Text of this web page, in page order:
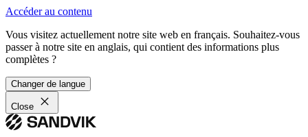
Accéder au contenu
Vous visitez actuellement notre site web en français. Souhaitez-vous
passer à notre site en anglais, qui contient des informations plus
complètes ?
Changer de langue
Close